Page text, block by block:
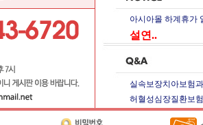
아시아몰 하계휴가
설연..
실속보장치아보험
허혈성심장질환보